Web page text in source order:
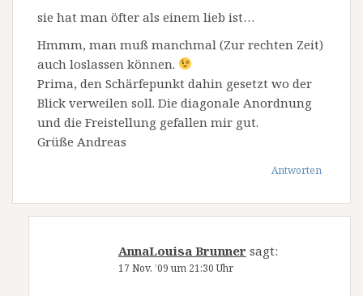
sie hat man öfter als einem lieb ist…
Hmmm, man muß manchmal (Zur rechten Zeit)
auch loslassen können.
Prima, den Schärfepunkt dahin gesetzt wo der
Blick verweilen soll. Die diagonale Anordnung
und die Freistellung gefallen mir gut.
Grüße Andreas
Antworten
AnnaLouisa Brunner sagt:
17 Nov. ’09 um 21:30 Uhr